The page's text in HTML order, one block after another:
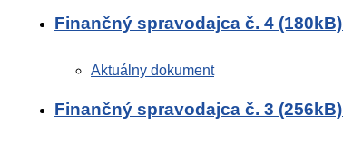
Finančný spravodajca č. 4 (180kB)
Aktuálny dokument
Finančný spravodajca č. 3 (256kB)